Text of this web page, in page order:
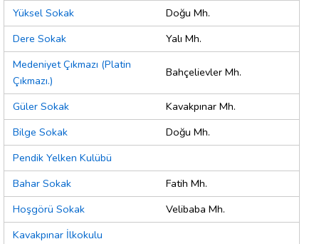
Yüksel Sokak
Doğu Mh.
Dere Sokak
Yalı Mh.
Medeniyet Çıkmazı (Platin
Çıkmazı.)
Bahçelievler Mh.
Güler Sokak
Kavakpınar Mh.
Bilge Sokak
Doğu Mh.
Pendik Yelken Kulübü
Bahar Sokak
Fatih Mh.
Hoşgörü Sokak
Velibaba Mh.
Kavakpınar İlkokulu